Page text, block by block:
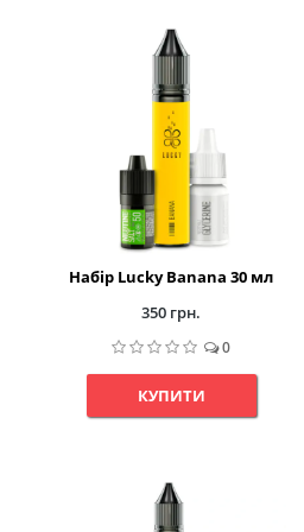
Набір Lucky Banana 30 мл
350 грн.
0
КУПИТИ